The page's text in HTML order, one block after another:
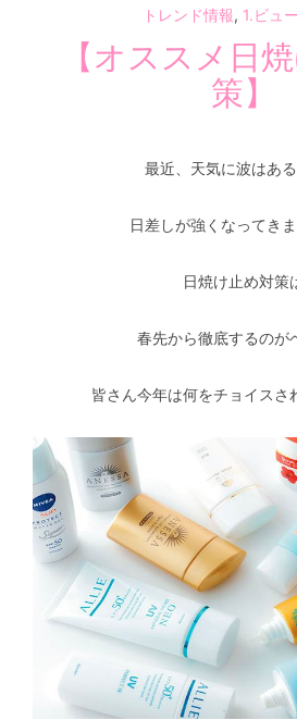
トレンド情報, 1.ビュ
【オススメ日
策】
最近、天気に波はあ
日差しが強くなってきま
日焼け止め対策
春先から徹底するのが
皆さん今年は何をチョイスさ